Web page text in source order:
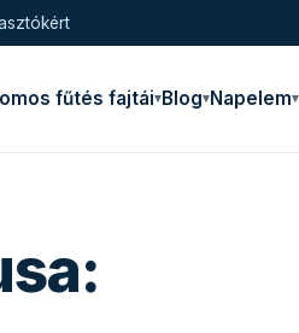
fűtés fajtái Blog Napelem